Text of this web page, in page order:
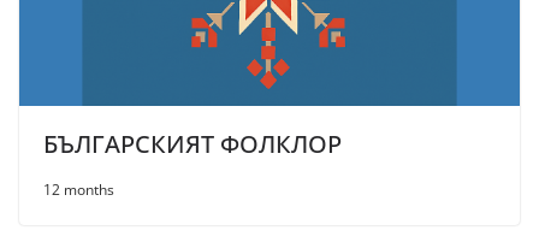
БЪЛГАРСКИЯТ ФОЛКЛОР
12 months